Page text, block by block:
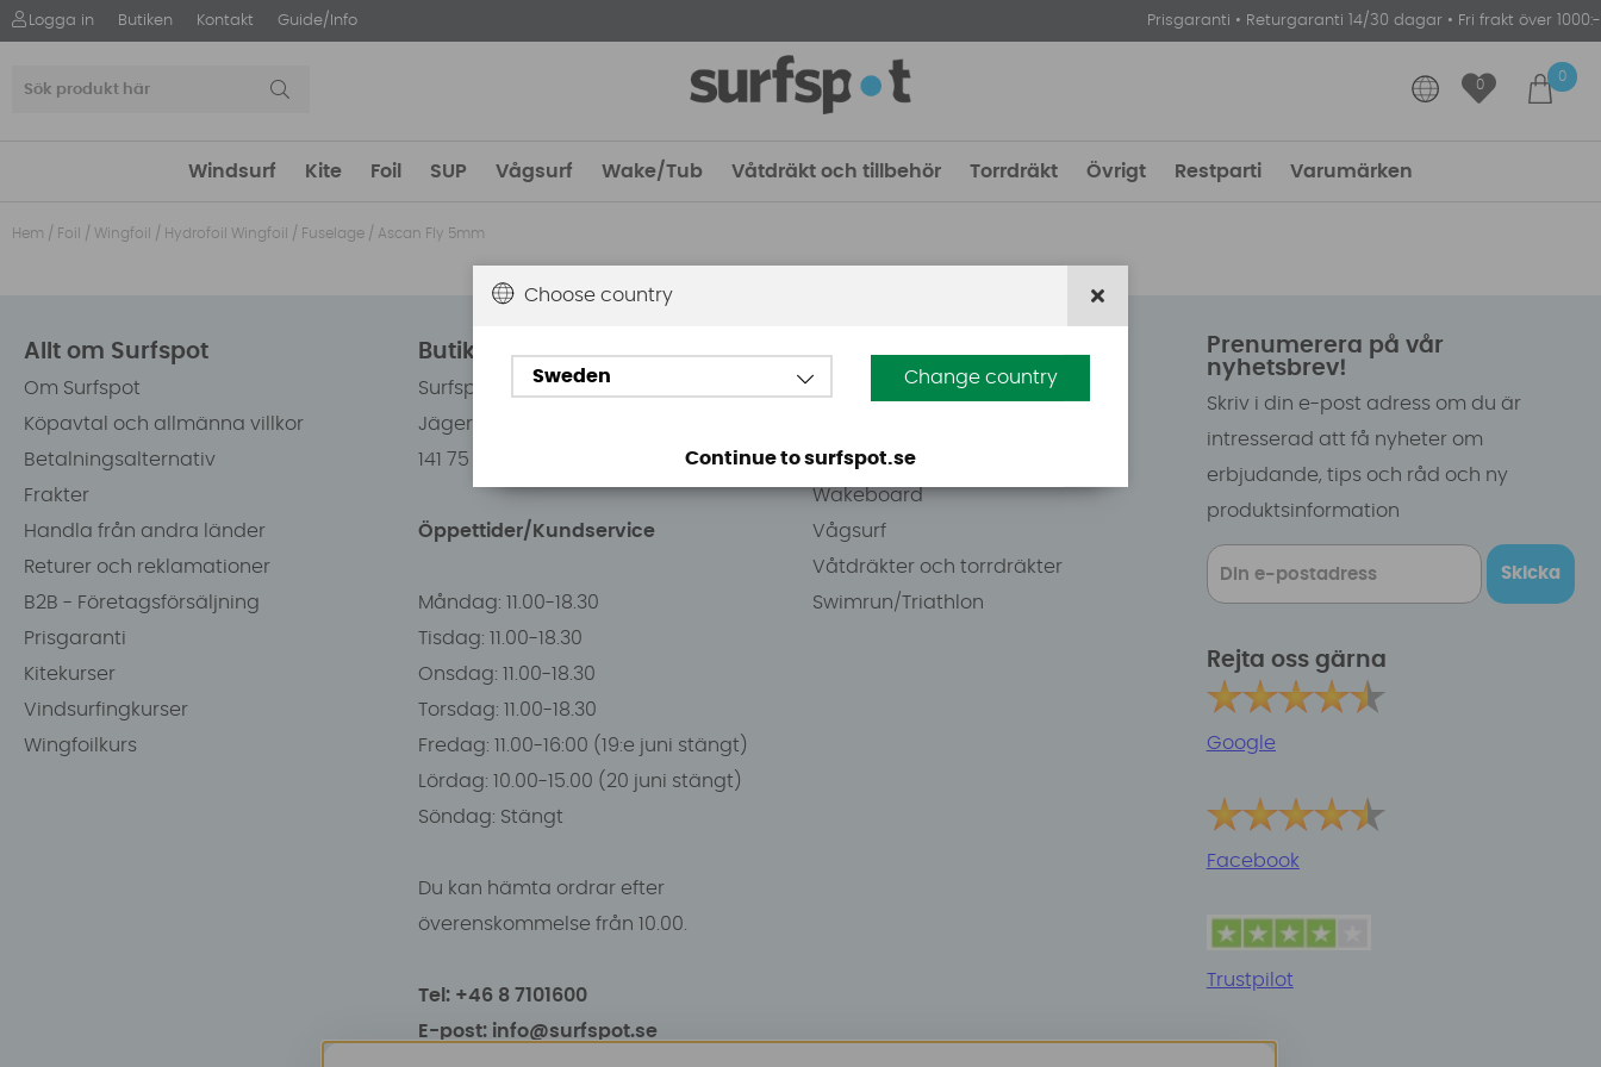
Logga in Butiken Kontakt Guide/Info Prisgaranti • Returgaranti 14/30 dagar • Fri frakt över 1000:-
0
0
Windsurf Kite Foil SUP Vågsurf Wake/Tub Våtdräkt och tillbehör Torrdräkt Övrigt Restparti Varumärken
Hem / Foil / Wingfoil / Hydrofoil Wingfoil / Fuselage / Ascan Fly 5mm
Allt om Surfspot
Om Surfspot
Köpavtal och allmänna villkor
Betalningsalternativ
Frakter
Handla från andra länder
Returer och reklamationer
B2B - Företagsförsäljning
Prisgaranti
Kitekurser
Vindsurfingkurser
Wingfoilkurs
Butiken i Stockholm
Surfspot Sweden AB
Jägerhorns väg 8
141 75 Kungens Kurva
Öppettider/Kundservice
Måndag: 11.00-18.30
Tisdag: 11.00-18.30
Onsdag: 11.00-18.30
Torsdag: 11.00-18.30
Fredag: 11.00-16:00 (19:e juni stängt)
Lördag: 10.00-15.00 (20 juni stängt)
Söndag: Stängt
Du kan hämta ordrar efter
överenskommelse från 10.00.
Tel: +46 8 7101600
E-post: info@surfspot.se
Guider
Vindsurfing
SUP
Wakeboard
Vågsurf
Våtdräkter och torrdräkter
Swimrun/Triathlon
Prenumerera på vår
nyhetsbrev!
Skriv i din e-post adress om du är
intresserad att få nyheter om
erbjudande, tips och råd och ny
produktsinformation
Skicka
Rejta oss gärna
Google
Facebook
Trustpilot
Choose country
Sweden Change country
Continue to surfspot.se